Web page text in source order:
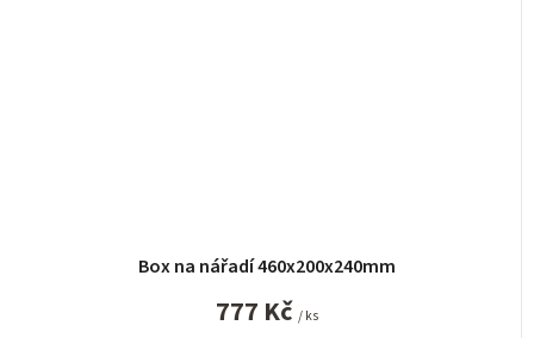
Box na nářadí 460x200x240mm
777 Kč / ks